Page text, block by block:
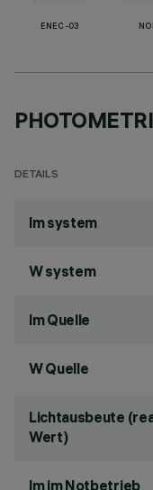
ENEC-03
DETAILS
lm system
W system
lm Quelle
W Quelle
Lichtausbeute
Wert)
lm im Notbetrieb